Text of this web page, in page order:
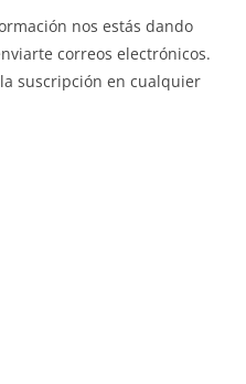
nos estás dando
correos electrónicos.
suscripción en cualquier